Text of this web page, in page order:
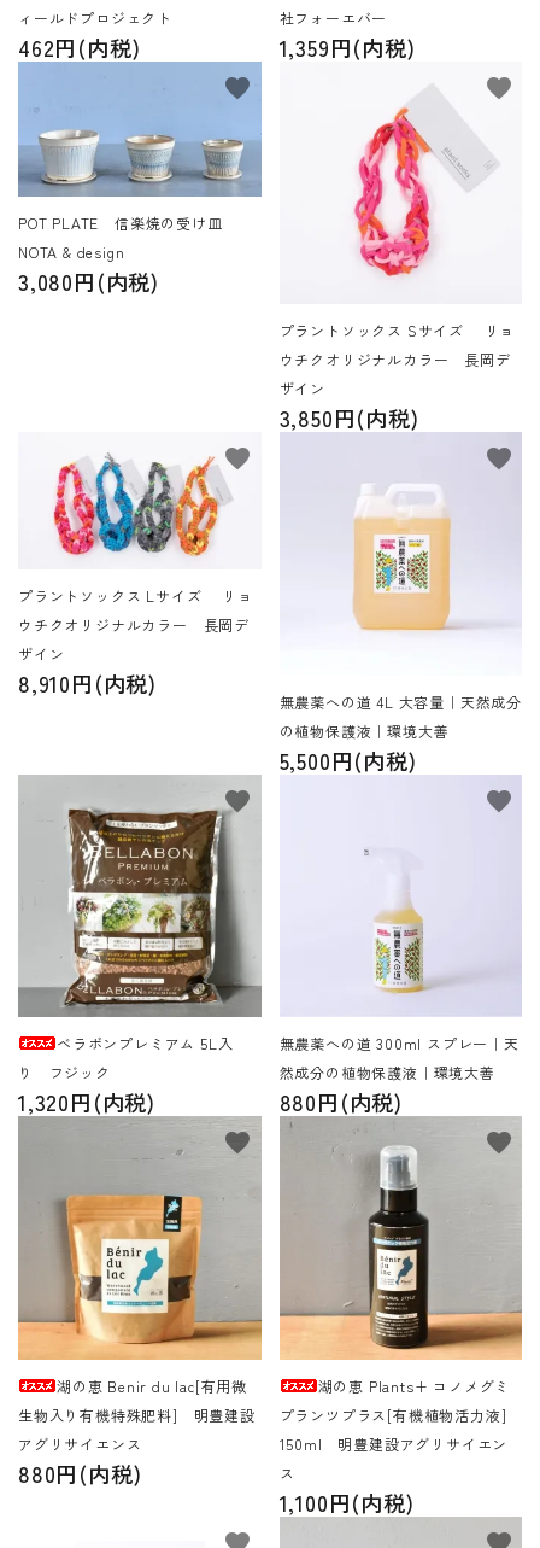
ィールドプロジェクト
462円(内税)
社フォーエバー
1,359円(内税)
POT PLATE 信楽焼の受け皿
NOTA & design
3,080円(内税)
favorite
プラントソックス Sサイズ リョ
ウチクオリジナルカラー 長岡デ
ザイン
3,850円(内税)
favorite
プラントソックス Lサイズ リョ
ウチクオリジナルカラー 長岡デ
ザイン
8,910円(内税)
favorite
無農薬への道 4L 大容量｜天然成分
の植物保護液｜環境大善
5,500円(内税)
favorite
ベラボンプレミアム 5L入
り フジック
1,320円(内税)
favorite
無農薬への道 300ml スプレー｜天
然成分の植物保護液｜環境大善
880円(内税)
favorite
湖の恵 Benir du lac[有用微
生物入り有機特殊肥料] 明豊建設
アグリサイエンス
880円(内税)
favorite
湖の恵 Plants+ コノメグミ
プランツプラス[有機植物活力液]
150ml 明豊建設アグリサイエン
ス
1,100円(内税)
favorite